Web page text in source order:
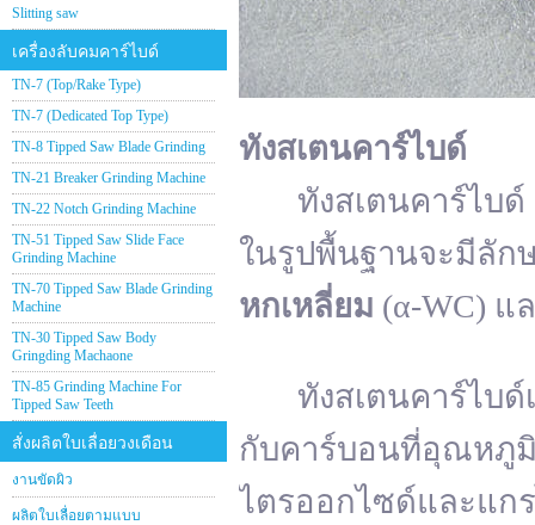
Slitting saw
เครื่องลับคมคาร์ไบด์
TN-7 (Top/Rake Type)
TN-7 (Dedicated Top Type)
TN-8 Tipped Saw Blade Grinding
TN-21 Breaker Grinding Machine
TN-22 Notch Grinding Machine
TN-51 Tipped Saw Slide Face
Grinding Machine
TN-70 Tipped Saw Blade Grinding
Machine
TN-30 Tipped Saw Body
Gringding Machaone
TN-85 Grinding Machine For
Tipped Saw Teeth
สั่งผลิตใบเลื่อยวงเดือน
งานขัดผิว
ผลิตใบเลื่อยตามแบบ
ทังสเตนคาร์ไบด์
ทังสเตนคาร์ไบด์ (
ในรูปพื้นฐานจะมีลัก
หกเหลี่ยม (α-WC) แ
ทังสเตนคาร์ไบด์เ
กับคาร์บอนที่อุณหภูมิ
ไตรออกไซด์และแก